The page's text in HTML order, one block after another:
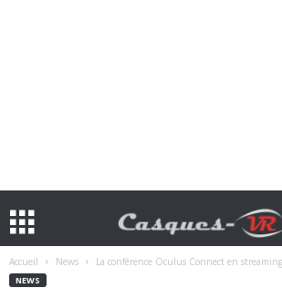
Accueil News La conférence Oculus Connect en
NEWS